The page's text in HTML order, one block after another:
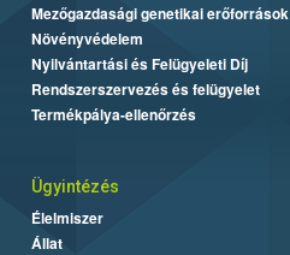
Mezőgazdasági genetikai erőforrások
Növényvédelem
Nyilvántartási és Felügyeleti Díj
Rendszerszervezés és felügyelet
Termékpálya-ellenőrzés
Ügyintézés
Élelmiszer
Állat